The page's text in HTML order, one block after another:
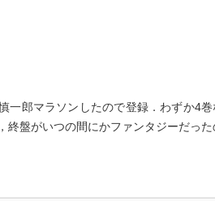
一郎マラソンしたので登録．わずか4
終盤がいつの間にかファンタジーだった